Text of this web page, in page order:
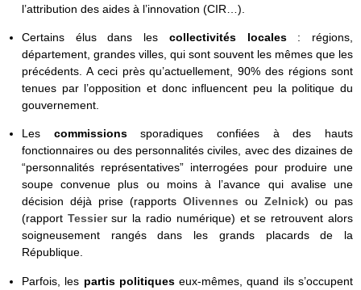
l’attribution des aides à l’innovation (CIR…).
Certains élus dans les collectivités locales : régions,
département, grandes villes, qui sont souvent les mêmes que les
précédents. A ceci près qu’actuellement, 90% des régions sont
tenues par l’opposition et donc influencent peu la politique du
gouvernement.
Les commissionssporadiques confiées à des hauts
fonctionnaires ou des personnalités civiles, avec des dizaines de
“personnalités représentatives” interrogées pour produire une
soupe convenue plus ou moins à l’avance qui avalise une
décision déjà prise (rapports Olivennes ou Zelnick) ou pas
(rapport Tessiersur la radio numérique) et se retrouvent alors
soigneusement rangés dans les grands placards de la
République.
Parfois, les partis politiqueseux-mêmes, quand ils s’occupent